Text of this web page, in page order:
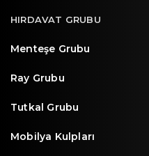
HIRDAVAT GRUBU
Menteşe Grubu
Ray Grubu
Tutkal Grubu
Mobilya Kulpları